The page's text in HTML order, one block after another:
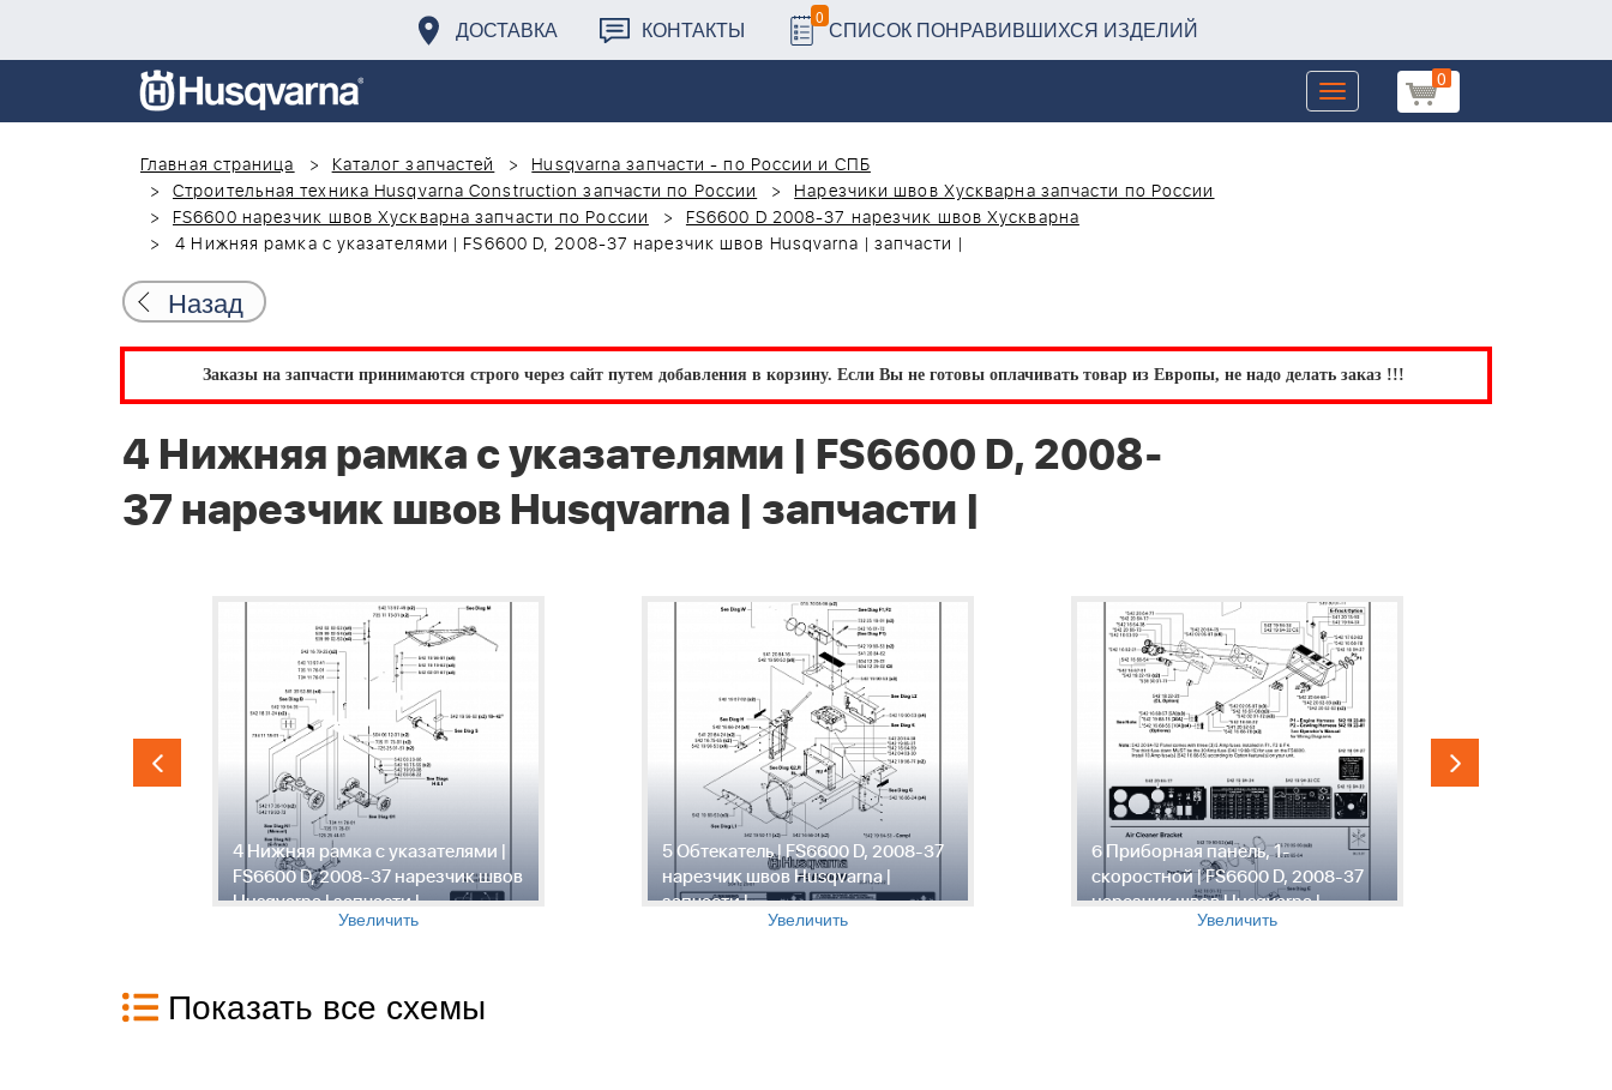
ДОСТАВКА КОНТАКТЫ 0 СПИСОК ПОНРАВИВШИХСЯ ИЗДЕЛИЙ
0
Toggle
navigation
Главная страница
Каталог запчастей
Husqvarna запчасти - по России и СПБ
Строительная техника Husqvarna Construction запчасти по России
Нарезчики швов Хускварна запчасти по России
FS6600 нарезчик швов Хускварна запчасти по России
FS6600 D 2008-37 нарезчик швов Хускварна
4 Нижняя рамка с указателями | FS6600 D, 2008-37 нарезчик швов Husqvarna | запчасти |
Назад
Заказы на запчасти принимаются строго через сайт путем добавления в корзину. Если Вы не готовы оплачивать товар из Европы, не надо делать заказ !!!
4 Нижняя рамка с указателями | FS6600 D, 2008-
37 нарезчик швов Husqvarna | запчасти |
4 Нижняя рамка с указателями |
FS6600 D, 2008-37 нарезчик швов
Husqvarna | запчасти |
Увеличить
5 Обтекатель | FS6600 D, 2008-37
нарезчик швов Husqvarna |
запчасти |
Увеличить
6 Приборная панель, 1-
скоростной | FS6600 D, 2008-37
нарезчик швов Husqvarna |
Увеличить
Показать все схемы